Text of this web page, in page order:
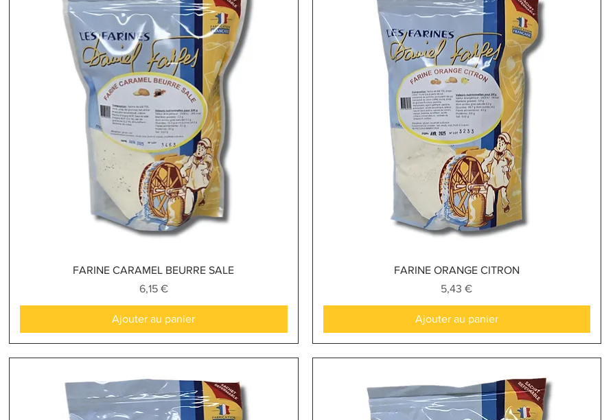
Aperçu rapide
FARINE CARAMEL BEURRE SALE
Prix
6,15 €
Ajouter au panier
Aperçu rapide
FARINE ORANGE CITRON
Prix
5,43 €
Ajouter au panier